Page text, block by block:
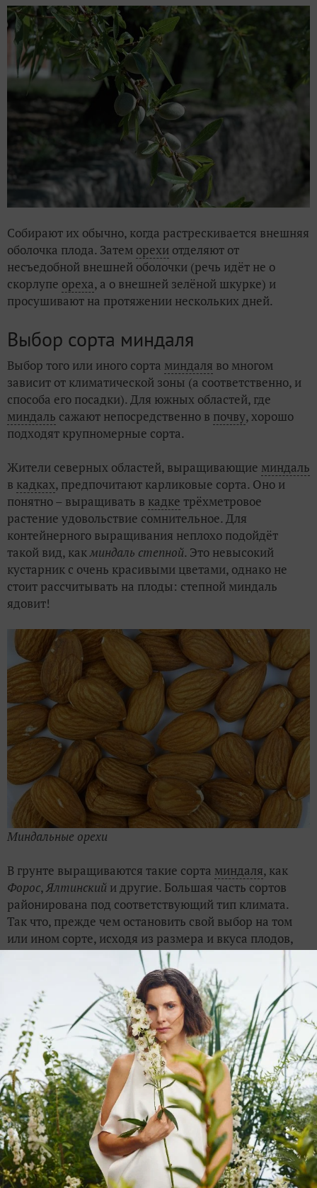
Собирают их обычно, когда растрескивается внешняя
оболочка плода. Затем орехи отделяют от
несъедобной внешней оболочки (речь идёт не о
скорлупе ореха, а о внешней зелёной шкурке) и
просушивают на протяжении нескольких дней.
Выбор сорта миндаля
Выбор того или иного сорта миндаля во многом
зависит от климатической зоны (а соответственно, и
способа его посадки). Для южных областей, где
миндаль сажают непосредственно в почву, хорошо
подходят крупномерные сорта.
Жители северных областей, выращивающие миндаль
в кадках, предпочитают карликовые сорта. Оно и
понятно – выращивать в кадке трёхметровое
растение удовольствие сомнительное. Для
контейнерного выращивания неплохо подойдёт
такой вид, какминдаль степной. Это невысокий
кустарник с очень красивыми цветами, однако не
стоит рассчитывать на плоды: степной миндаль
ядовит!
Миндальные орехи
В грунте выращиваются такие сорта миндаля, как
Форос, Ялтинский и другие. Большая часть сортов
районирована под соответствующий тип климата.
Так что, прежде чем остановить свой выбор на том
или ином сорте, исходя из размера и вкуса плодов,
высоты и густоты кроны и других немаловажных
факторов, поинтересуйтесь, как ему будет житься в
ваших широтах. Даже в наших относительно тёплых
краях (Симферополь) хорошо приживаются только
специально районированные сорта, саженцы
которых продаются в питомниках.
Можно долго расписывать непередаваемый аромат
миндальных цветов и приятный вкус миндальных
орехов, но всё это не даст нужного представления об
истинной красоте и полезности растения. Многие,
однажды вдохнувшие сказочный весенний аромат,
вспоминают его всю жизнь. Если климат позволяет
вам посадить это чудесное растение — сажайте не